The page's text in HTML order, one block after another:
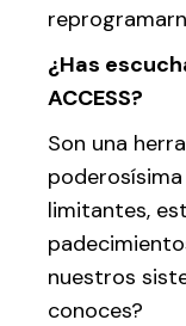
¿Has
ACCESS?
Son una
limitantes,
nuestros
conoces?